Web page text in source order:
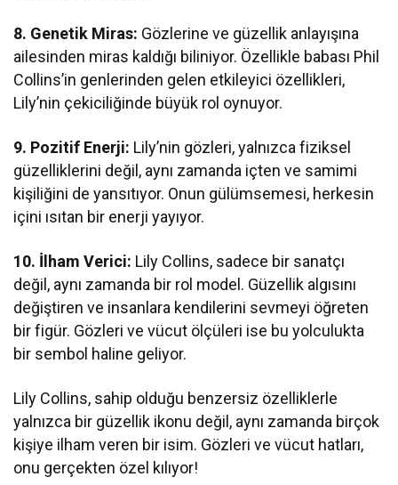
8. Genetik Miras: Gözlerine ve güzellik anlayışına
ailesinden miras kaldığı biliniyor. Özellikle babası Phil
Collins’in genlerinden gelen etkileyici özellikleri,
Lily’nin çekiciliğinde büyük rol oynuyor.
9. Pozitif Enerji: Lily’nin gözleri, yalnızca fiziksel
güzelliklerini değil, aynı zamanda içten ve samimi
kişiliğini de yansıtıyor. Onun gülümsemesi, herkesin
içini ısıtan bir enerji yayıyor.
10. İlham Verici: Lily Collins, sadece bir sanatçı
değil, aynı zamanda bir rol model. Güzellik algısını
değiştiren ve insanlara kendilerini sevmeyi öğreten
bir figür. Gözleri ve vücut ölçüleri ise bu yolculukta
bir sembol haline geliyor.
Lily Collins, sahip olduğu benzersiz özelliklerle
yalnızca bir güzellik ikonu değil, aynı zamanda birçok
kişiye ilham veren bir isim. Gözleri ve vücut hatları,
onu gerçekten özel kılıyor!